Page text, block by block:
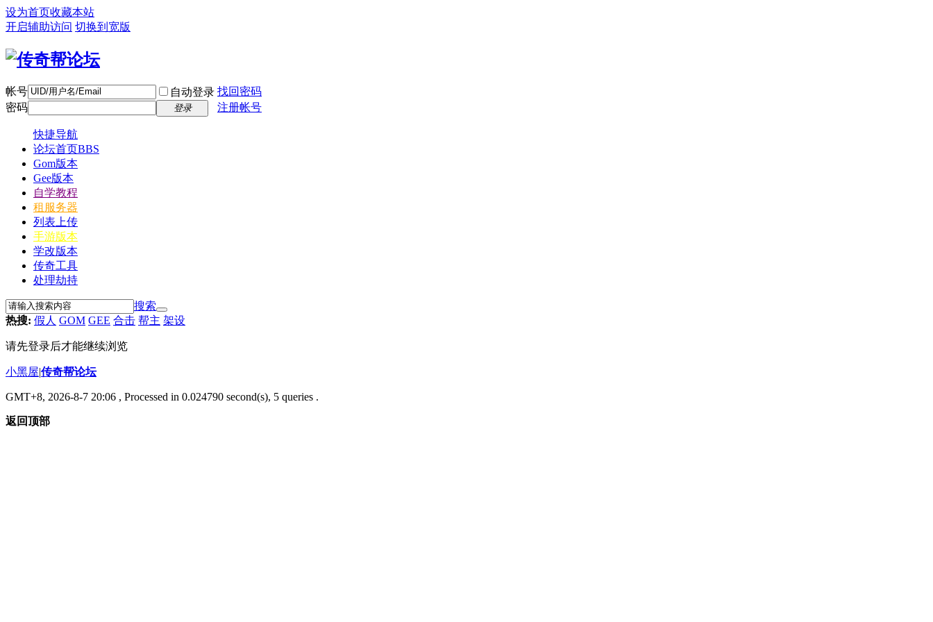
设为首页收藏本站
开启辅助访问 切换到宽版
帐号 自动登录 找回密码
密码
登录 注册帐号
快捷导航
论坛首页BBS
Gom版本
Gee版本
自学教程
租服务器
列表上传
手游版本
学改版本
传奇工具
处理劫持
搜索
热搜: 假人 GOM GEE 合击 帮主 架设
请先登录后才能继续浏览
小黑屋|传奇帮论坛
GMT+8, 2026-8-7 20:06 , Processed in 0.024790 second(s), 5 queries .
返回顶部